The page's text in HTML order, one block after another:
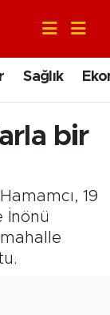
Sağlık
bir
19
İnönü